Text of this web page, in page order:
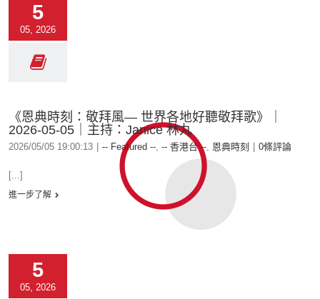
5
05, 2026
《恩典時刻：敬拜風— 世界各地好聽敬拜歌》｜
2026-05-05｜主持：Janice 林丸
2026/05/05 19:00:13 -- Featured --, -- 香港台 --, 恩典時刻 0條評論
[...]
進一步了解
5
05, 2026